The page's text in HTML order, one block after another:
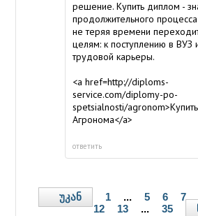
решение. Купить диплом -
продолжительного
не теряя времени
целям: к поступлению в ВУЗ
трудовой карьеры.
<a href=http://diploms-
service.com/diplomy-po-
spetsialnosti/
Агронома</a>
ответить
უკან 1 ... 5 6 7
12
13 ... 35